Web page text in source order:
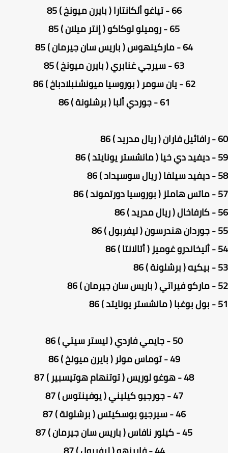
66 - تياغو ألكانتارا ( بايرن ميونخ ) 85
65 - روميلو لوكاكو ( إنتر ميلان ) 85
64 - ماركينهوس ( باريس سان جيرمان ) 85
63 - سيرجي غنابري ( بايرن ميونخ ) 85
62 - يان سومر ( بوروسيا ميونشنبلادباخ ) 86
61 - جوردي ألبا ( برشلونة ) 86
86
86
86
86
86
86
86
50 - جايمي فاردي ( ليستر سيتي ) 86
49 - توماس مولر ( بايرن ميونخ ) 86
48 - هوغو لوريس ( توتنهام هوتيسبير ) 87
47 - جورجيو كيليني ( يوفينتوس ) 87
46 - سيرجيو بوسكيتس ( برشلونة ) 87
45 - كيلور نافاس ( باريس سان جيرمان ) 87